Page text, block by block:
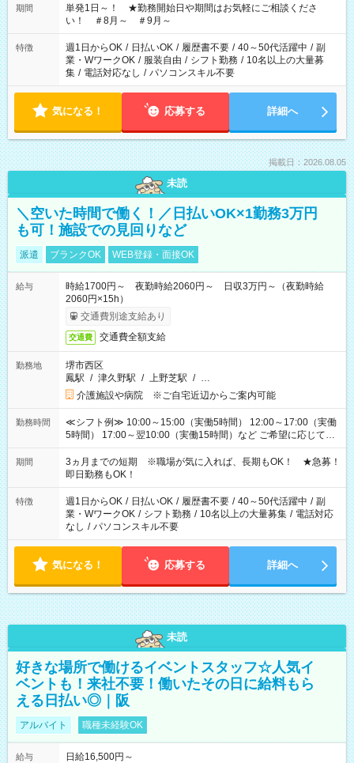
期間
単発1日～！ ★勤務開始日や期間はお気軽にご相談くださ
い！ ＃8月～ ＃9月～
特徴 週1日からOK / 日払いOK / 履歴書不要 / 40～50代活躍中 / 副
業・WワークOK / 服装自由 / シフト勤務 / 10名以上の大量募
集 / 電話対応なし / パソコンスキル不要
気になる！ 応募する 詳細へ
掲載日：2026.08.05
未読
＼空いた時間で働く！／日払いOK×1勤務3万円
も可！施設での見回りなど
派遣 ブランクOK WEB登録・面接OK
給与
時給1700円～ 夜勤時給2060円～ 日収3万円～（夜勤時給
2060円×15h）
交通費別途支給あり
交通費 交通費全額支給
勤務地
堺市西区
鳳駅 / 津久野駅 / 上野芝駅 / …
介護施設や病院 ※ご自宅近辺からご案内可能
勤務時間
≪シフト例≫ 10:00～15:00（実働5時間） 12:00～17:00（実働
5時間） 17:00～翌10:00（実働15時間）など ご希望に応じて、
働く時間は調整できます！ お気軽に担当へ相談ください！
期間
3ヵ月までの短期 ※職場が気に入れば、長期もOK！ ★急募！
即日勤務もOK！
特徴 週1日からOK / 日払いOK / 履歴書不要 / 40～50代活躍中 / 副
業・WワークOK / シフト勤務 / 10名以上の大量募集 / 電話対応
なし / パソコンスキル不要
気になる！ 応募する 詳細へ
未読
好きな場所で働けるイベントスタッフ☆人気イ
ベントも！来社不要！働いたその日に給料もら
える日払い◎｜阪
アルバイト 職種未経験OK
給与
日給16,500円～